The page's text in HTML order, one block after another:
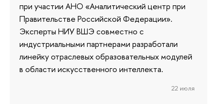
при участии АНО «Аналитический центр при
Правительстве Российской Федерации».
Эксперты НИУ ВШЭ совместно с
индустриальными партнерами разработали
линейку отраслевых образовательных модулей
в области искусственного интеллекта.
22 июля